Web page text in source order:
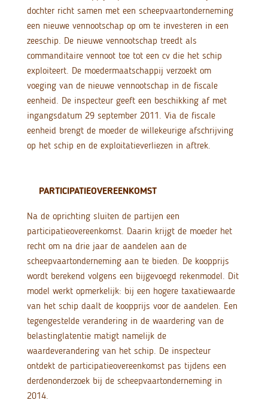
dochter richt samen met een scheepvaartonderneming
een nieuwe vennootschap op om te investeren in een
zeeschip. De nieuwe vennootschap treedt als
commanditaire vennoot toe tot een cv die het schip
exploiteert. De moedermaatschappij verzoekt om
voeging van de nieuwe vennootschap in de fiscale
eenheid. De inspecteur geeft een beschikking af met
ingangsdatum 29 september 2011. Via de fiscale
eenheid brengt de moeder de willekeurige afschrijving
op het schip en de exploitatieverliezen in aftrek.
PARTICIPATIEOVEREENKOMST
Na de oprichting sluiten de partijen een
participatieovereenkomst. Daarin krijgt de moeder het
recht om na drie jaar de aandelen aan de
scheepvaartonderneming aan te bieden. De koopprijs
wordt berekend volgens een bijgevoegd rekenmodel. Dit
model werkt opmerkelijk: bij een hogere taxatiewaarde
van het schip daalt de koopprijs voor de aandelen. Een
tegengestelde verandering in de waardering van de
belastinglatentie matigt namelijk de
waardeverandering van het schip. De inspecteur
ontdekt de participatieovereenkomst pas tijdens een
derdenonderzoek bij de scheepvaartonderneming in
2014.